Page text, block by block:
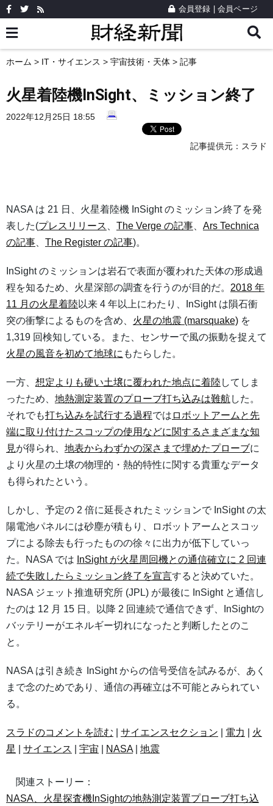
会員登録 会員ページ
ホーム > IT・サイエンス > 宇宙技術・天体 > 記事
火星着陸機InSight、ミッション終了
2022年12月25日 18:55
記事提供元： スラド
NASA は 21 日、火星着陸機 InSight のミッション終了を発
表した(プレスリリース The Verge の記事
Ars Technica
の記事
The Register の記事)。
InSight のミッションは岩石で表面が覆われた天体の形成過
程を知るため、火星深部の調査を行うのが目的だ。 2018 年
11 月の火星着陸 以来 4 年以上にわたり、InSight は隕石衝
突の衝撃によるものを含め、 火星の地震 (marsquake) を
1,319 回検知している。また、センサーで風の振動を捉えて
火星の風音を初めて地球に もたらした。
一方、 想定よりも硬い土壌に覆われた地点に着陸 してしま
ったため、 地熱測定装置のプローブ打ち込みは難航 した。
それでも打ち込みを試行する過程では ロボットアームと先
端に取り付けたスコップの使用などに関するさまざまな知
見が得られ、 地表からわずかの深さまで埋めたプローブに
より火星の土壌の物理的・熱的特性に関する貴重なデータ
も得られたという。
しかし、予定の 2 倍に延長されたミッションで InSight の太
陽電池パネルには砂塵が積もり、ロボットアームとスコッ
プによる除去も行ったものの徐々に出力が低下していっ
た。NASA では InSight が火星周回機との通信確立に 2 回連
続で失敗したらミッション終了を宣言すると決めていた。
NASA ジェット推進研究所 (JPL) が最後に InSight と通信し
たのは 12 月 15 日。以降 2 回連続で通信できず、InSightの
バッテリーがエネルギー切れになったと判断したとのこ
と。
NASA は引き続き InSight からの信号受信を試みるが、あく
まで念のためであり、通信の再確立は不可能とみられてい
る。
スラドのコメントを読む サイエンスセクション 電力
火
星
サイエンス 宇宙 NASA| 地震
関連ストーリー：
NASA、火星探査機InSightの地熱測定装置プローブ打ち込